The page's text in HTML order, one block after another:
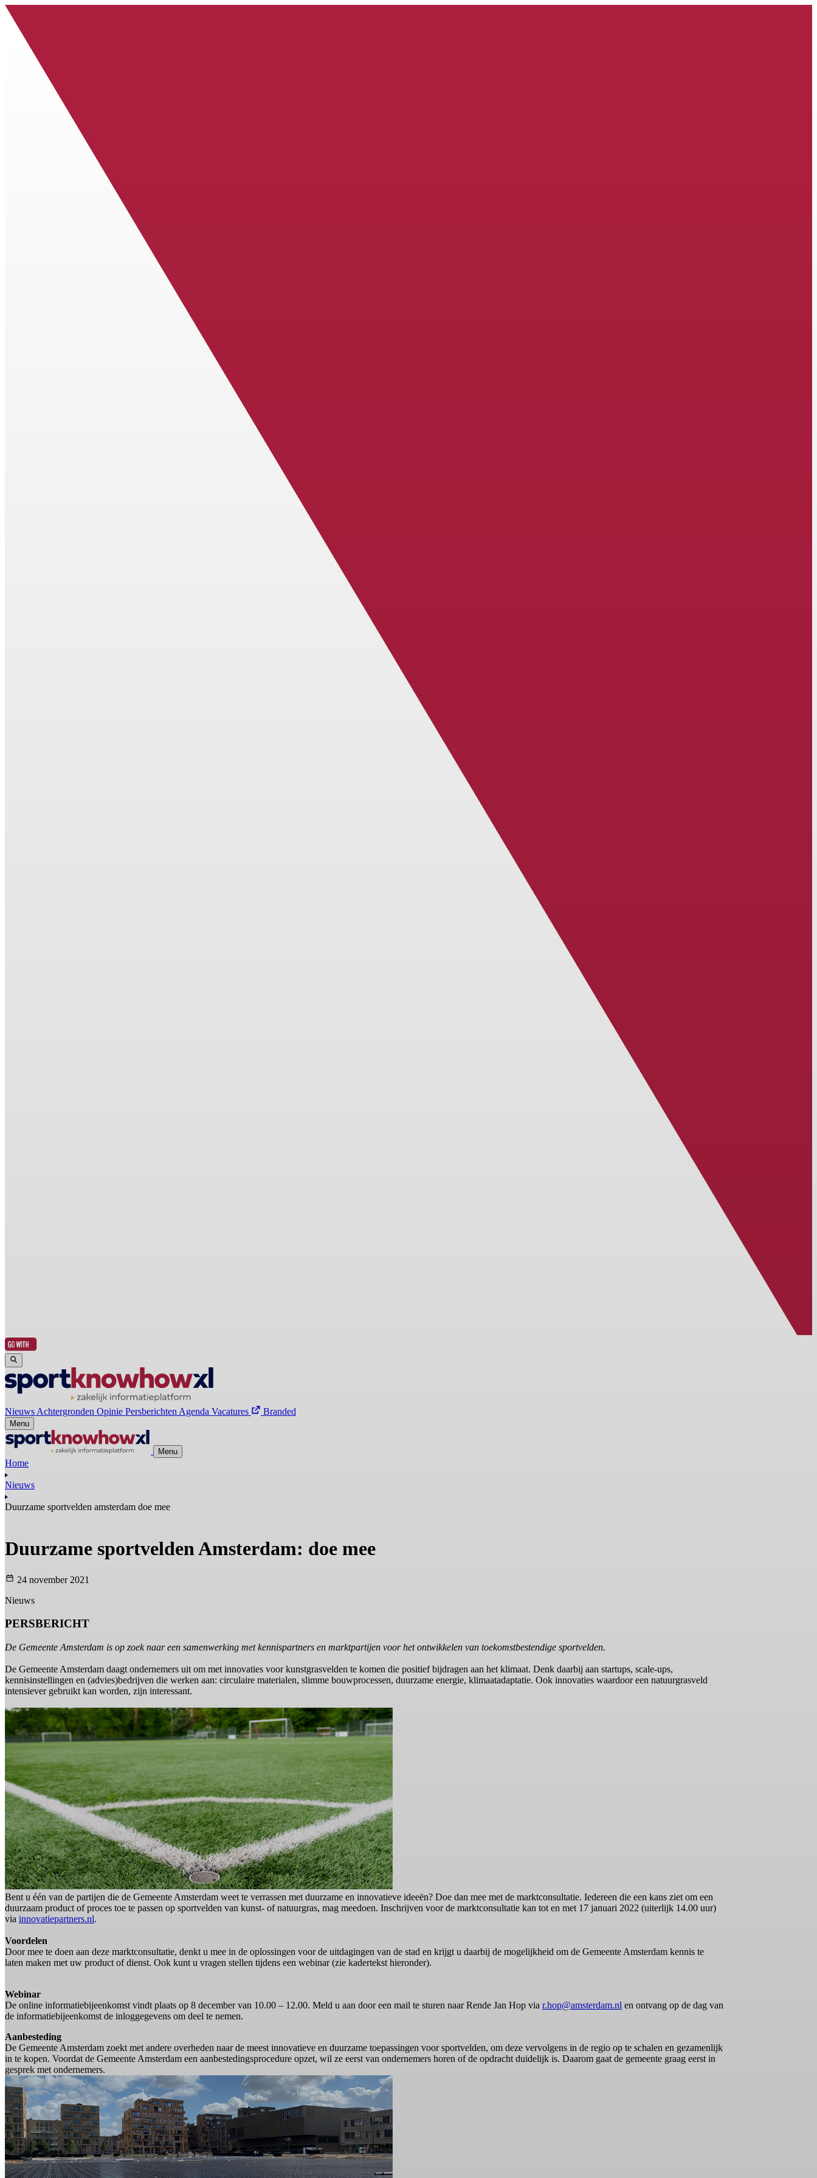
Nieuws Achtergronden Opinie Persberichten Agenda Vacatures Branded
Menu
Menu
Home
Nieuws
Duurzame sportvelden amsterdam doe mee
Duurzame sportvelden Amsterdam: doe mee
24 november 2021
Nieuws
PERSBERICHT
De Gemeente Amsterdam is op zoek naar een samenwerking met kennispartners en marktpartijen voor het ontwikkelen van toekomstbestendige sportvelden.
De Gemeente Amsterdam daagt ondernemers uit om met innovaties voor kunstgrasvelden te komen die positief bijdragen aan het klimaat. Denk daarbij aan startups, scale-ups,
kennisinstellingen en (advies)bedrijven die werken aan: circulaire materialen, slimme bouwprocessen, duurzame energie, klimaatadaptatie. Ook innovaties waardoor een natuurgrasveld
intensiever gebruikt kan worden, zijn interessant.
Bent u één van de partijen die de Gemeente Amsterdam weet te verrassen met duurzame en innovatieve ideeën? Doe dan mee met de marktconsultatie. Iedereen die een kans ziet om een
duurzaam product of proces toe te passen op sportvelden van kunst- of natuurgras, mag meedoen. Inschrijven voor de marktconsultatie kan tot en met 17 januari 2022 (uiterlijk 14.00 uur)
via innovatiepartners.nl.
Voordelen
Door mee te doen aan deze marktconsultatie, denkt u mee in de oplossingen voor de uitdagingen van de stad en krijgt u daarbij de mogelijkheid om de Gemeente Amsterdam kennis te
laten maken met uw product of dienst. Ook kunt u vragen stellen tijdens een webinar (zie kadertekst hieronder).
Webinar
De online informatiebijeenkomst vindt plaats op 8 december van 10.00 – 12.00. Meld u aan door een mail te sturen naar Rende Jan Hop via r.hop@amsterdam.nl en ontvang op de dag van
de informatiebijeenkomst de inloggegevens om deel te nemen.
Aanbesteding
De Gemeente Amsterdam zoekt met andere overheden naar de meest innovatieve en duurzame toepassingen voor sportvelden, om deze vervolgens in de regio op te schalen en gezamenlijk
in te kopen. Voordat de Gemeente Amsterdam een aanbestedingsprocedure opzet, wil ze eerst van ondernemers horen of de opdracht duidelijk is. Daarom gaat de gemeente graag eerst in
gesprek met ondernemers.